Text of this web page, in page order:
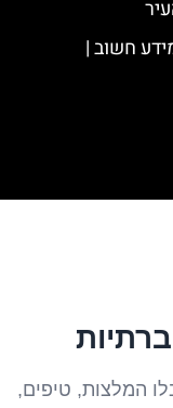
חשוב |
המלצות, טיפים,